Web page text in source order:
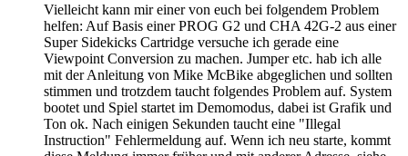
Vielleicht kann mir einer von euch bei folgendem Problem
helfen: Auf Basis einer PROG G2 und CHA 42G-2 aus einer
Super Sidekicks Cartridge versuche ich gerade eine
Viewpoint Conversion zu machen. Jumper etc. hab ich alle
mit der Anleitung von Mike McBike abgeglichen und sollten
stimmen und trotzdem taucht folgendes Problem auf. System
bootet und Spiel startet im Demomodus, dabei ist Grafik und
Ton ok. Nach einigen Sekunden taucht eine "Illegal
Instruction" Fehlermeldung auf. Wenn ich neu starte, kommt